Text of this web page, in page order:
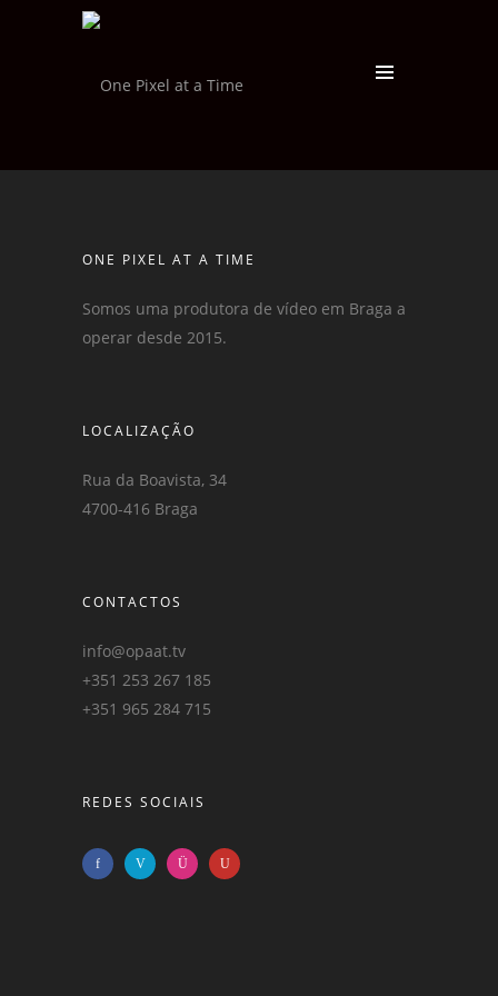
ONE PIXEL AT A TIME
Somos uma produtora de vídeo em Braga a
operar desde 2015.
LOCALIZAÇÃO
Rua da Boavista, 34
4700-416 Braga
CONTACTOS
info@opaat.tv
+351 253 267 185
+351 965 284 715
REDES SOCIAIS